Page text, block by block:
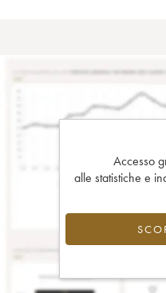
Accesso
alle statistiche e